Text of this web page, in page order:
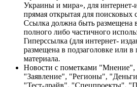
Украины и мира», для интернет-
прямая открытая для поисковых
Ссылка должна быть размещена
полного либо частичного
Гиперссылка (для интернет-
размещена в подзаголовке или в
материала.
Новости с пометками "Мнение",
"Заявление", "Регионы",
"Тест-драйв", "Спецпроекты",